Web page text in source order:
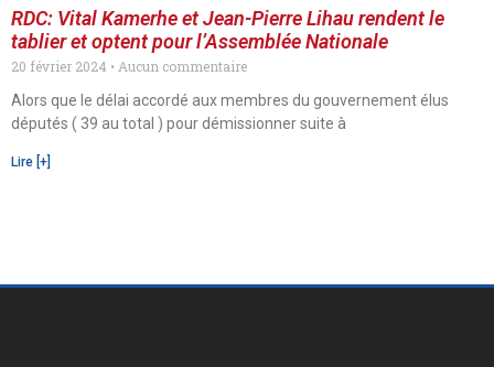
RDC: Vital Kamerhe et Jean-Pierre Lihau rendent le
tablier et optent pour l’Assemblée Nationale
20 février 2024
Aucun commentaire
Alors que le délai accordé aux membres du gouvernement élus
députés ( 39 au total ) pour démissionner suite à
Lire [+]